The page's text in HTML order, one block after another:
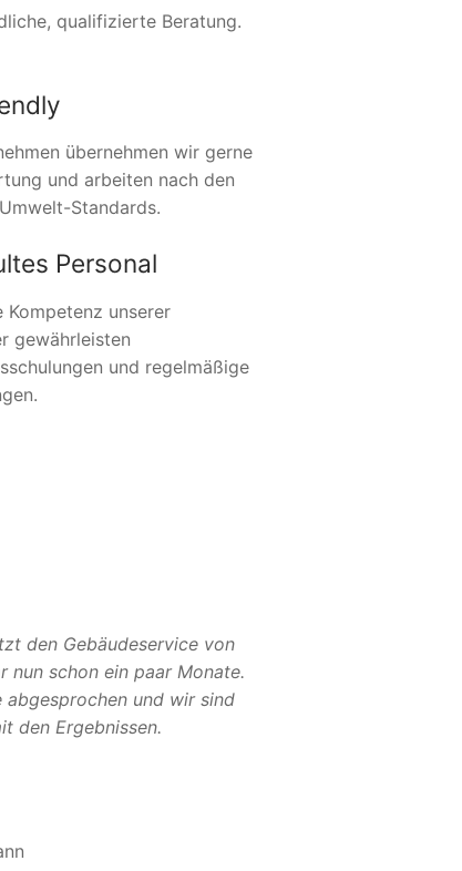
qualifizierte Beratung.
übernehmen wir gerne
und arbeiten nach den
Standards.
Personal
Kompetenz unserer
gewährleisten
und regelmäßige
den Gebäudeservice von
nun schon ein paar Monate.
abgesprochen und wir sind
den Ergebnissen.